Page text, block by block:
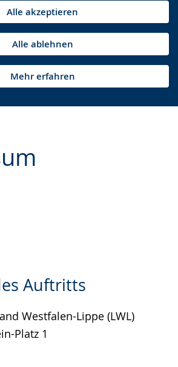
Alle akzeptieren
Alle ablehnen
Mehr erfahren
Auftritts
Westfalen-Lippe (LWL)
Platz 1